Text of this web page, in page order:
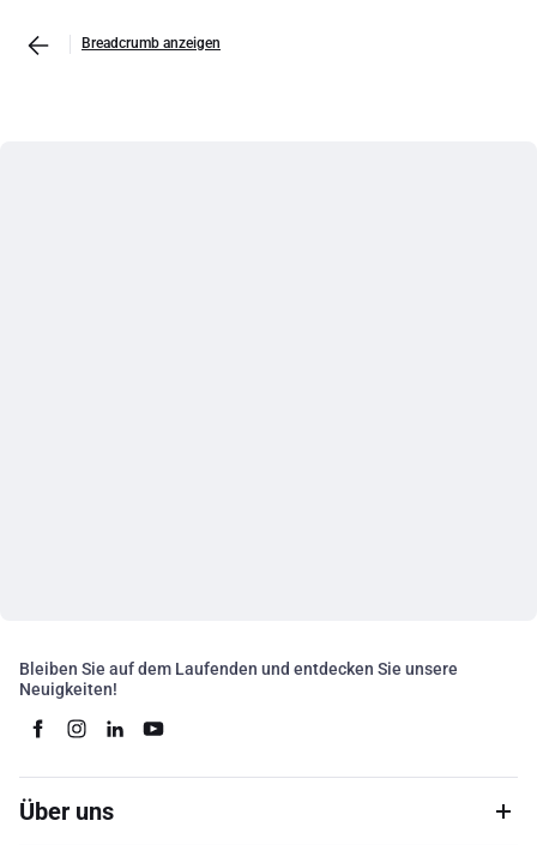
Breadcrumb anzeigen
Bleiben Sie auf dem Laufenden und entdecken Sie unsere
Neuigkeiten!
Über uns